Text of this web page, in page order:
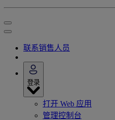
联系销售人员
登录
打开 Web 应用
管理控制台